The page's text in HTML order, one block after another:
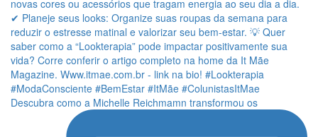
Descubra como a Michelle Reichmamn transformou os